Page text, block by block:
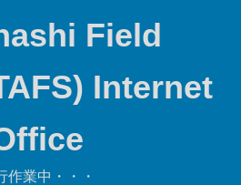
Field
Internet
作業中・・・